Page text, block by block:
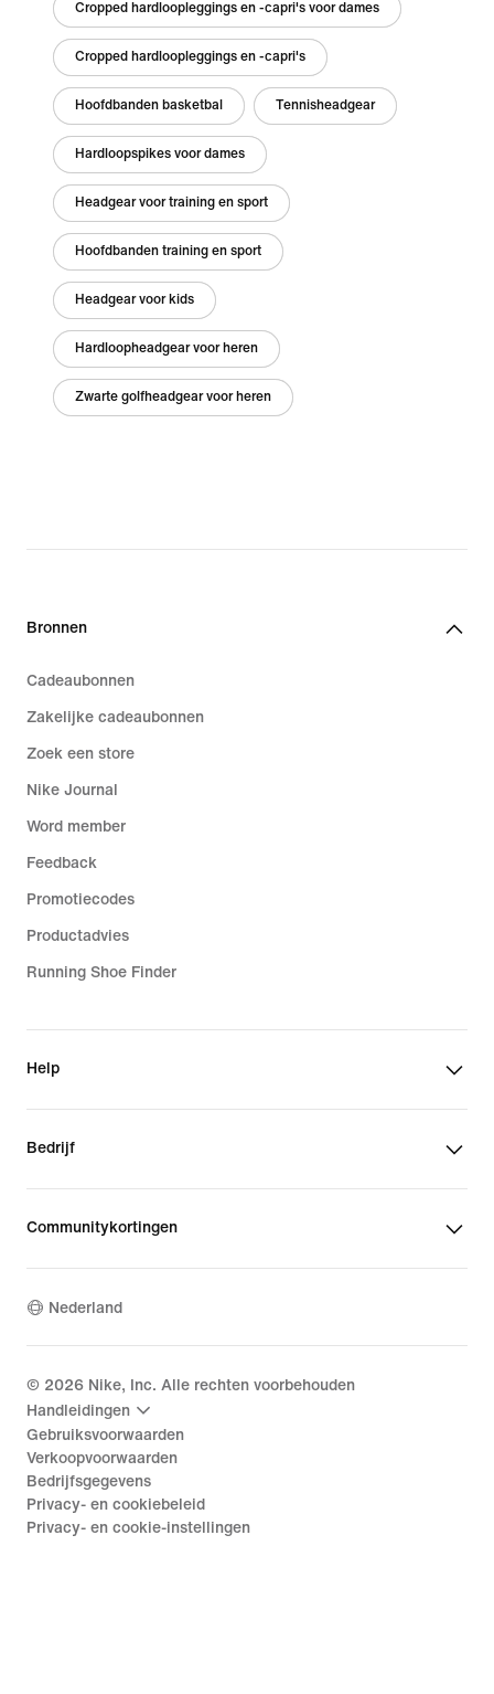
Cropped hardloopleggings en -capri's voor dames
Cropped hardloopleggings en -capri's
Hoofdbanden basketbal Tennisheadgear
Hardloopspikes voor dames
Headgear voor training en sport
Hoofdbanden training en sport
Headgear voor kids
Hardloopheadgear voor heren
Zwarte golfheadgear voor heren
Bronnen
Cadeaubonnen
Zakelijke cadeaubonnen
Zoek een store
Nike Journal
Word member
Feedback
Promotiecodes
Productadvies
Running Shoe Finder
Help
Bedrijf
Communitykortingen
Nederland
© 2026 Nike, Inc. Alle rechten voorbehouden
Handleidingen
Gebruiksvoorwaarden
Verkoopvoorwaarden
Bedrijfsgegevens
Privacy- en cookiebeleid
Privacy- en cookie-instellingen